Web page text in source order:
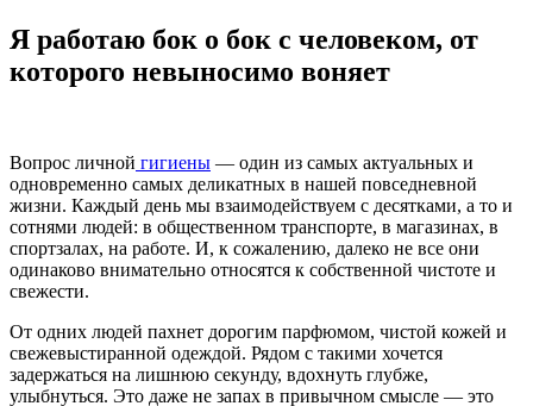
Я работаю бок о бок с человеком, от
которого невыносимо воняет
Вопрос личной гигиены — один из самых актуальных и
одновременно самых деликатных в нашей повседневной
жизни. Каждый день мы взаимодействуем с десятками, а то и
сотнями людей: в общественном транспорте, в магазинах, в
спортзалах, на работе. И, к сожалению, далеко не все они
одинаково внимательно относятся к собственной чистоте и
свежести.
От одних людей пахнет дорогим парфюмом, чистой кожей и
свежевыстиранной одеждой. Рядом с такими хочется
задержаться на лишнюю секунду, вдохнуть глубже,
улыбнуться. Это даже не запах в привычном смысле — это